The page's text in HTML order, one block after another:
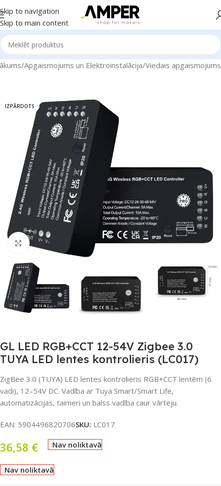
Skip to navigation
Skip to main content
/Apgaismojums un Elektroinstalācija/Viedais apgaismojums
IZPĀRDOTS
Noklikšķiniet, lai palielinātu
GL LED RGB+CCT 12-54V Zigbee 3.0
TUYA LED lentes kontrolieris (LC017)
ZigBee 3.0 (TUYA) LED lentes kontrolieris RGB+CCT lentēm (6
vadi), 12–54V DC. Vadība ar Tuya Smart/Smart Life,
automatizācijas, taimeri un balss vadība caur vārteju.
EAN: 5904496820706SKU: LC017
36,58 € Nav noliktavā
Nav noliktavā